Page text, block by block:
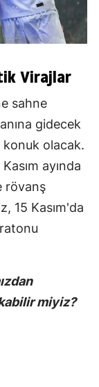
Virajlar
sahne
gidecek
konuk olacak.
ayında
rövanş
15 Kasım'da
miyiz?